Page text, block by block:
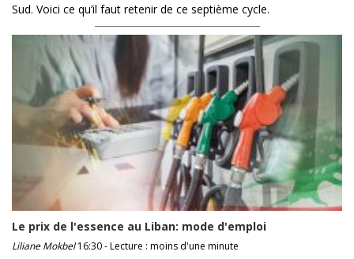
Sud. Voici ce qu’il faut retenir de ce septième cycle.
Le prix de l'essence au Liban: mode d'emploi
Liliane Mokbel16:30 - Lecture : moins d'une minute